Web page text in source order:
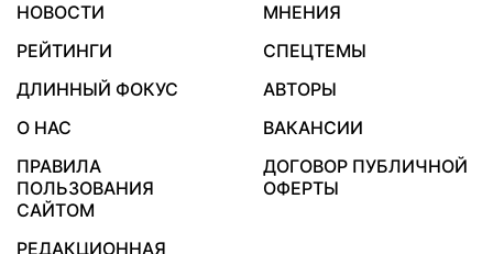
НОВОСТИ
МНЕНИЯ
РЕЙТИНГИ
СПЕЦТЕМЫ
ДЛИННЫЙ ФОКУС
АВТОРЫ
О НАС
ВАКАНСИИ
ПРАВИЛА
ПОЛЬЗОВАНИЯ
САЙТОМ
ДОГОВОР ПУБЛИЧНОЙ
ОФЕРТЫ
РЕДАКЦИОННАЯ